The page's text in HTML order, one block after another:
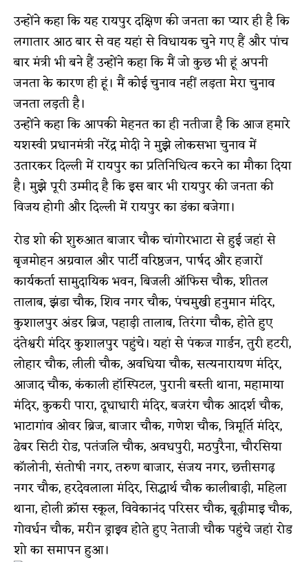
उन्होंने कहा कि यह रायपुर दक्षिण की जनता का प्यार ही है कि
लगातार आठ बार से वह यहां से विधायक चुने गए हैं और पांच
बार मंत्री भी बने हैं उन्होंने कहा कि मैं जो कुछ भी हूं अपनी
जनता के कारण ही हूं। मैं कोई चुनाव नहीं लड़ता मेरा चुनाव
जनता लड़ती है।
उन्होंने कहा कि आपकी मेहनत का ही नतीजा है कि आज हमारे
यशस्वी प्रधानमंत्री नरेंद्र मोदी ने मुझे लोकसभा चुनाव में
उतारकर दिल्ली में रायपुर का प्रतिनिधित्व करने का मौका दिया
है। मुझे पूरी उम्मीद है कि इस बार भी रायपुर की जनता की
विजय होगी और दिल्ली में रायपुर का डंका बजेगा।
रोड शो की शुरुआत बाजार चौक चांगोरभाटा से हुई जहां से
बृजमोहन अग्रवाल और पार्टी वरिष्ठजन, पार्षद और हजारों
कार्यकर्ता सामुदायिक भवन, बिजली ऑफिस चौक, शीतल
तालाब, झंडा चौक, शिव नगर चौक, पंचमुखी हनुमान मंदिर,
कुशालपुर अंडर ब्रिज, पहाड़ी तालाब, तिरंगा चौक, होते हुए
दंतेश्वरी मंदिर कुशालपुर पहुंचे। यहां से पंकज गार्डन, तुरी हटरी,
लोहार चौक, लीली चौक, अवधिया चौक, सत्यनारायण मंदिर,
आजाद चौक, कंकाली हॉस्पिटल, पुरानी बस्ती थाना, महामाया
मंदिर, कुकरी पारा, दूधाधारी मंदिर, बजरंग चौक आदर्श चौक,
भाटागांव ओवर ब्रिज, बाजार चौक, गणेश चौक, त्रिमूर्ति मंदिर,
ढेबर सिटी रोड, पतंजलि चौक, अवधपुरी, मठपुरैना, चौरसिया
कॉलोनी, संतोषी नगर, तरुण बाजार, संजय नगर, छत्तीसगढ़
नगर चौक, हरदेवलाला मंदिर, सिद्धार्थ चौक कालीबाड़ी, महिला
थाना, होली क्रॉस स्कूल, विवेकानंद परिसर चौक, बूढ़ीमाइ चौक,
गोवर्धन चौक, मरीन ड्राइव होते हुए नेताजी चौक पहुंचे जहां रोड
शो का समापन हुआ।